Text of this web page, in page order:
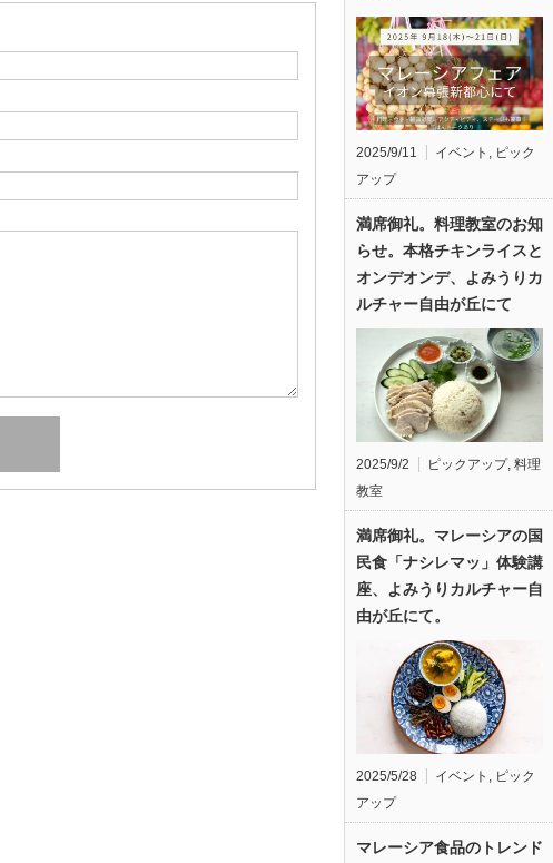
2025/9/11 イベント , ピック
アップ
満席御礼。料理教室のお知
らせ。本格チキンライスと
オンデオンデ、よみうりカ
ルチャー自由が丘にて
2025/9/2 ピックアップ, 料理
教室
満席御礼。マレーシアの国
民食「ナシレマッ」体験講
座、よみうりカルチャー自
由が丘にて。
2025/5/28 イベント , ピック
アップ
マレーシア食品のトレンド